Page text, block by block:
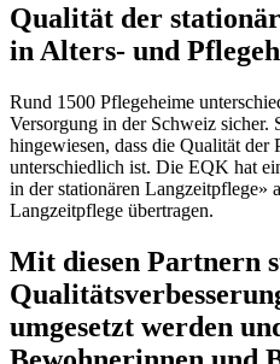
Qualität der
in Alters- und
Rund 1500 Pflegeheime
Versorgung in der Schweiz sicher.
hingewiesen, dass die Qualität der
unterschiedlich ist. Die EQK hat
in der stationären Langzeitpflege»
Langzeitpflege übertragen.
Mit diesen Partnern
umgesetzt werden